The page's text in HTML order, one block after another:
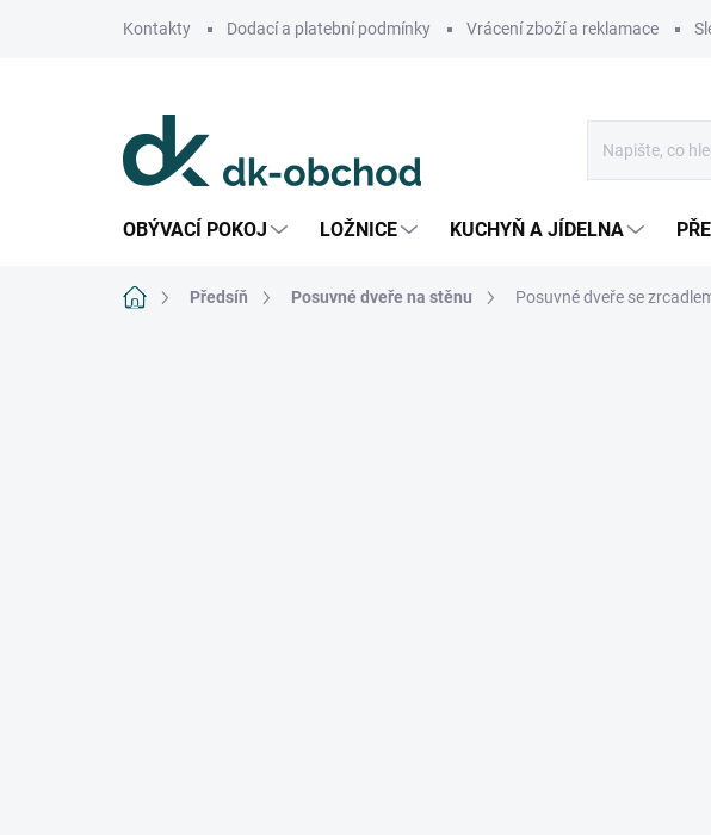
Kontakty Dodací a platební podmínky Vrácení zboží a reklamace
OBÝVACÍ POKOJ LOŽNICE KUCHYŇ A JÍDELNA
Domů Předsíň Posuvné dveře na stěnu Posuvné dveře se